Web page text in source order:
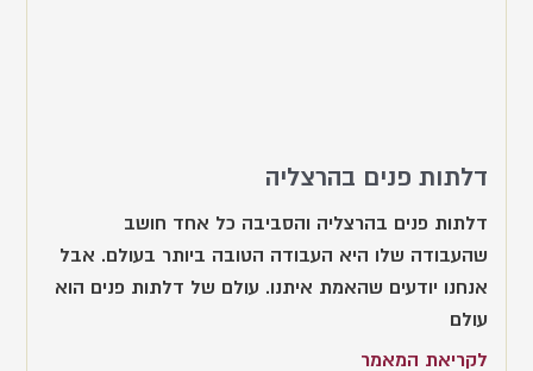
דלתות פנים בהרצליה
דלתות פנים בהרצליה והסביבה כל אחד חושב
שהעבודה שלו היא העבודה הטובה ביותר בעולם. אבל
אנחנו יודעים שהאמת איתנו. עולם של דלתות פנים הוא
עולם
לקריאת המאמר